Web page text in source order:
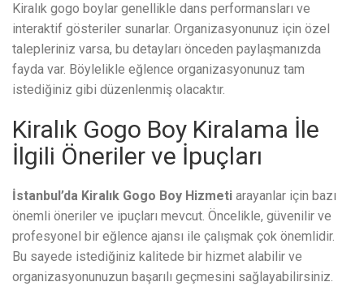
Kiralık gogo boylar genellikle dans performansları ve
interaktif gösteriler sunarlar. Organizasyonunuz için özel
talepleriniz varsa, bu detayları önceden paylaşmanızda
fayda var. Böylelikle eğlence organizasyonunuz tam
istediğiniz gibi düzenlenmiş olacaktır.
Kiralık Gogo Boy Kiralama İle
İlgili Öneriler ve İpuçları
İstanbul’da Kiralık Gogo Boy Hizmeti arayanlar için bazı
önemli öneriler ve ipuçları mevcut. Öncelikle, güvenilir ve
profesyonel bir eğlence ajansı ile çalışmak çok önemlidir.
Bu sayede istediğiniz kalitede bir hizmet alabilir ve
organizasyonunuzun başarılı geçmesini sağlayabilirsiniz.